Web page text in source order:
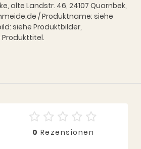
alte Landstr. 46, 24107 Quarnbek,
/ Produktname: siehe
siehe Produktbilder,
0 Rezensionen